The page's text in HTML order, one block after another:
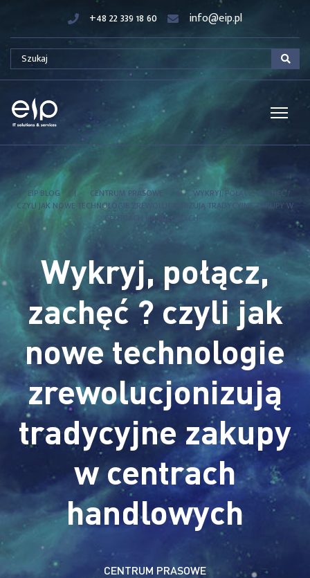
+48 22 339 18 60 info@eip.pl
EIP BLOG | CENTRUM PRASOWE
WYKRYJ, POŁĄCZ, ZACHĘĆ ?
CZYLI JAK NOWE TECHNOLOGIE ZREWOLUCJONIZUJĄ TRADYCYJNE ZAKUPY W
CENTRACH HANDLOWYCH
Wykryj, połącz,
zachęć ? czyli jak
nowe technologie
zrewolucjonizują
tradycyjne zakupy
w centrach
handlowych
CENTRUM PRASOWE